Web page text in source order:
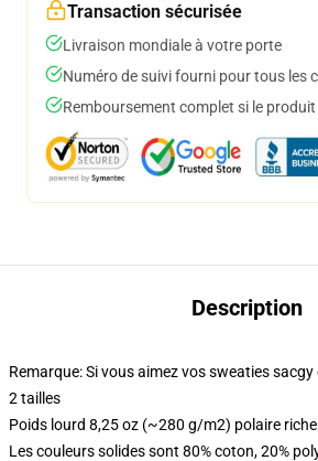
Transaction sécurisée
Livraison mondiale à votre porte
Numéro de suivi fourni pour tous les
Remboursement complet si le produit
Description
Remarque: Si vous aimez vos sweaties
2 tailles
Poids lourd 8,25 oz (~280 g/m2) polaire
Les couleurs solides sont 80% coton, 20%